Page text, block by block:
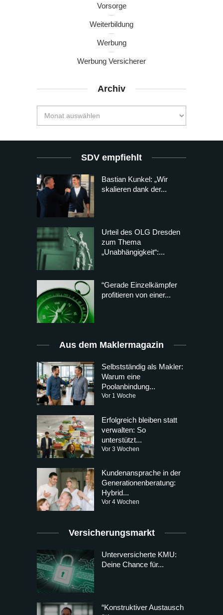
Vorsorge
Weiterbildung
Werbung
Werbung Versicherer
Archiv
SDV empfiehlt
Bastian Kunkel: „Wir
skalieren dank der...
Urteil des OLG Dresden
zum Thema
„Unabhängigkeit“:...
“Gerade Einzelkämpfer
profitieren von einer...
Aus dem Maklermagazin
Selbstständig als Makler:
Warum eine
Poolanbindung...
Vor 1 Woche
Erfolgreich bleiben statt
verwalten: So
unterstützt...
Vor 3 Wochen
Kundenansprache in der
Generationenberatung:
Hybrid...
Vor 4 Wochen
Versicherungsmarkt
Unterversicherte KMU:
Deine Chance für...
“Konstruktiver Austausch